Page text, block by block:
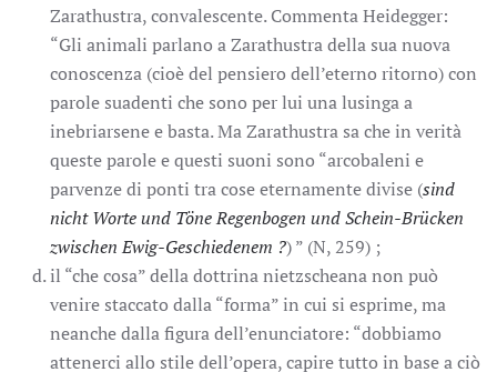
Zarathustra, convalescente. Commenta Heidegger:
“Gli animali parlano a Zarathustra della sua nuova
conoscenza (cioè del pensiero dell’eterno ritorno) con
parole suadenti che sono per lui una lusinga a
inebriarsene e basta. Ma Zarathustra sa che in verità
queste parole e questi suoni sono “arcobaleni e
parvenze di ponti tra cose eternamente divise (sind
nicht Worte und Töne Regenbogen und Schein-Brücken
zwischen Ewig-Geschiedenem ?) ” (N, 259) ;
il “che cosa” della dottrina nietzscheana non può
venire staccato dalla “forma” in cui si esprime, ma
neanche dalla figura dell’enunciatore: “dobbiamo
attenerci allo stile dell’opera, capire tutto in base a ciò